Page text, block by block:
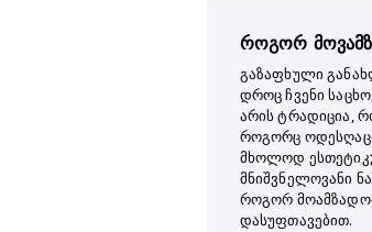
როგორ
გაზაფხული
დროც ჩვენი
არის ტრადიცია,
როგორც
მხოლოდ
მნიშვნელოვანი
როგორ
დასუფთავებით.